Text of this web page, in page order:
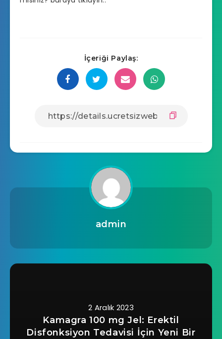
İçeriği Paylaş:
admin
2 Aralık 2023
Kamagra 100 mg Jel: Erektil
Disfonksiyon Tedavisi İçin Yeni Bir